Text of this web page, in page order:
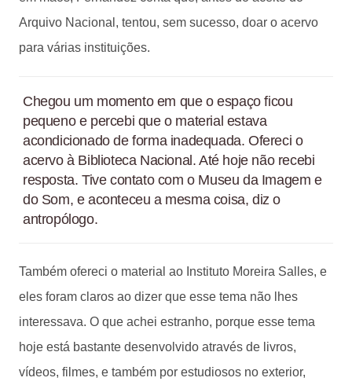
Arquivo Nacional, tentou, sem sucesso, doar o acervo
para várias instituições.
Chegou um momento em que o espaço ficou
pequeno e percebi que o material estava
acondicionado de forma inadequada. Ofereci o
acervo à Biblioteca Nacional. Até hoje não recebi
resposta. Tive contato com o Museu da Imagem e
do Som, e aconteceu a mesma coisa, diz o
antropólogo.
Também ofereci o material ao Instituto Moreira Salles, e
eles foram claros ao dizer que esse tema não lhes
interessava. O que achei estranho, porque esse tema
hoje está bastante desenvolvido através de livros,
vídeos, filmes, e também por estudiosos no exterior,